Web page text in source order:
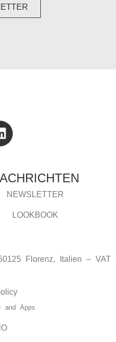
NEWSLETTER
LOOKBOOK
Florenz, Italien – VAT
and Apps